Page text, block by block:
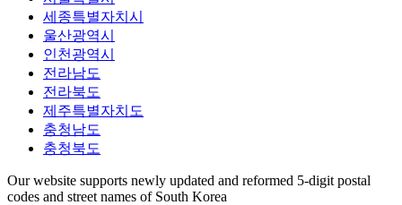
세종특별자치시
울산광역시
인천광역시
전라남도
전라북도
제주특별자치도
충청남도
충청북도
Our website supports newly updated and reformed 5-digit postal
codes and street names of South Korea